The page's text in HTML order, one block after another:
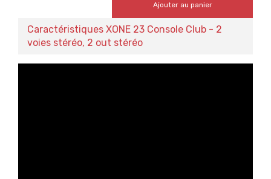
Ajouter au panier
Caractéristiques XONE 23 Console Club - 2
voies stéréo, 2 out stéréo